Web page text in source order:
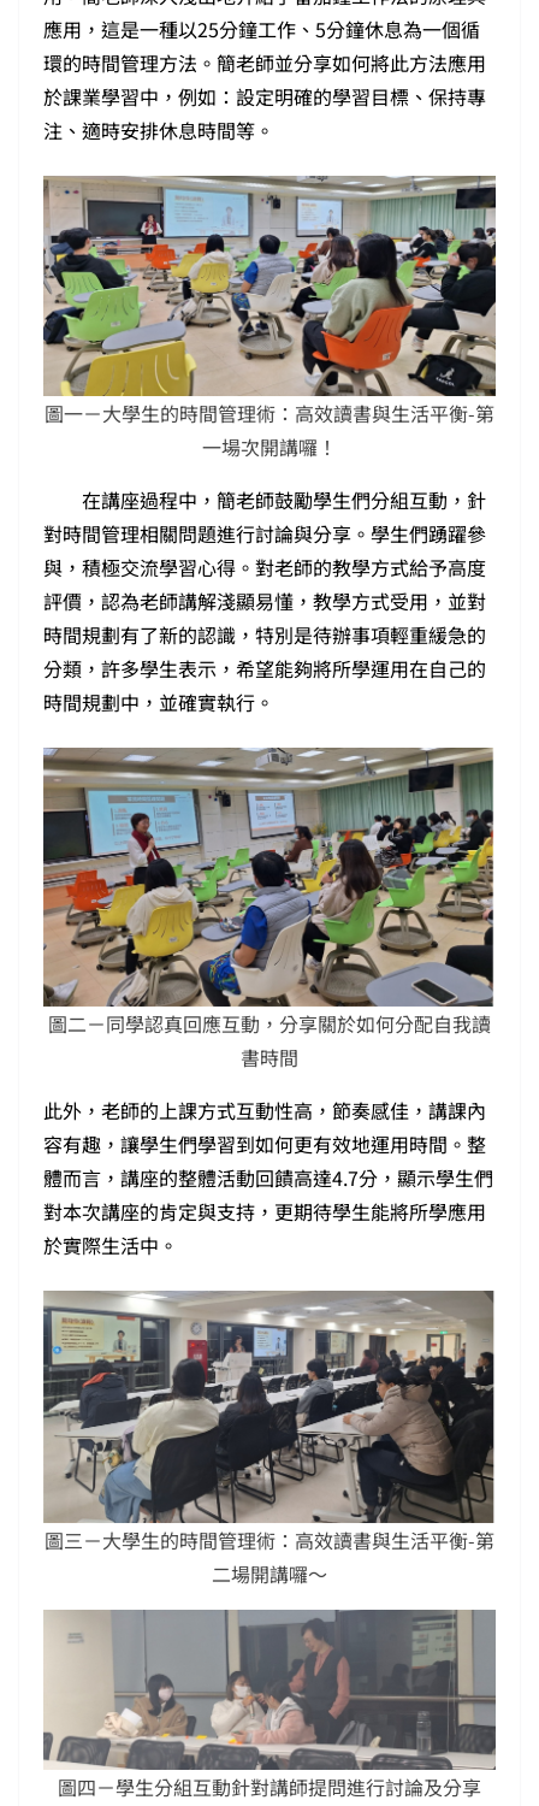
應用，這是一種以25分鐘工作、5分鐘休息為一個循
環的時間管理方法。簡老師並分享如何將此方法應用
於課業學習中，例如：設定明確的學習目標、保持專
注、適時安排休息時間等。
圖一－大學生的時間管理術：高效讀書與生活平衡-第
一場次開講囉！
在講座過程中，簡老師鼓勵學生們分組互動，針
對時間管理相關問題進行討論與分享。學生們踴躍參
與，積極交流學習心得。對老師的教學方式給予高度
評價，認為老師講解淺顯易懂，教學方式受用，並對
時間規劃有了新的認識，特別是待辦事項輕重緩急的
分類，許多學生表示，希望能夠將所學運用在自己的
時間規劃中，並確實執行。
圖二－同學認真回應互動，分享關於如何分配自我讀
書時間
此外，老師的上課方式互動性高，節奏感佳，講課內
容有趣，讓學生們學習到如何更有效地運用時間。整
體而言，講座的整體活動回饋高達4.7分，顯示學生們
對本次講座的肯定與支持，更期待學生能將所學應用
於實際生活中。
圖三－大學生的時間管理術：高效讀書與生活平衡-第
二場開講囉～
圖四－學生分組互動針對講師提問進行討論及分享